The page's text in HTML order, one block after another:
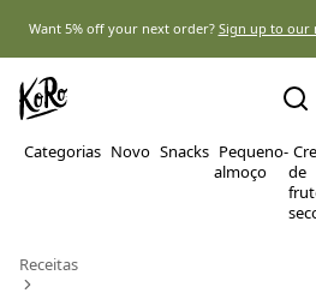
Want 5% off your next order? Sign up to our
Categorias Novo Snacks Pequeno-
almoço
de
Receitas